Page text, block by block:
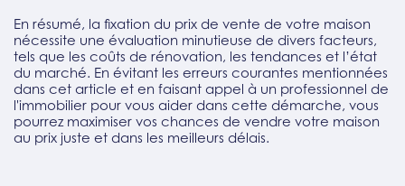
En résumé, la fixation du prix de vente de votre maison
nécessite une évaluation minutieuse de divers facteurs,
tels que les coûts de rénovation, les tendances et l’état
du marché. En évitant les erreurs courantes mentionnées
dans cet article et en faisant appel à un professionnel de
l'immobilier pour vous aider dans cette démarche, vous
pourrez maximiser vos chances de vendre votre maison
au prix juste et dans les meilleurs délais.